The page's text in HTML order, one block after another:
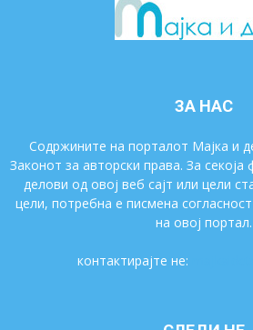
ЗА НАС
Содржините на порталот Мајка и
Законот за авторски права. За
делови од овој веб сајт или цели
цели, потребна е писмена
на овој портал.
контактирајте не: